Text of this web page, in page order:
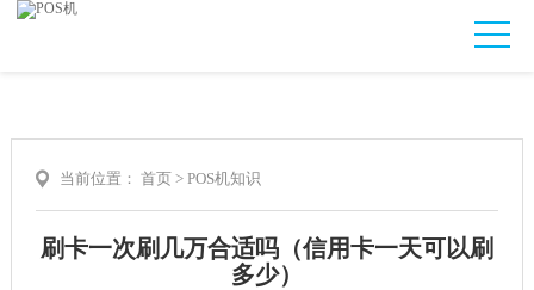
当前位置： 首页> POS机知识
刷卡一次刷几万合适吗（信用卡一天可以刷
多少）